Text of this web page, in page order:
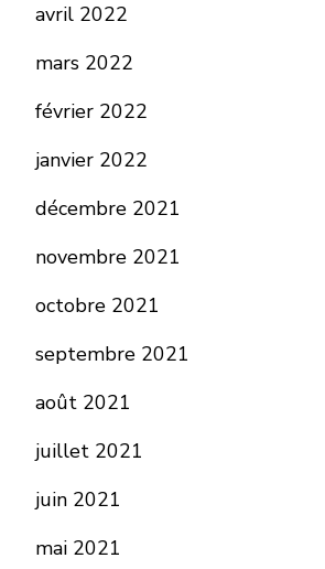
avril 2022
mars 2022
février 2022
janvier 2022
décembre 2021
novembre 2021
octobre 2021
septembre 2021
août 2021
juillet 2021
juin 2021
mai 2021